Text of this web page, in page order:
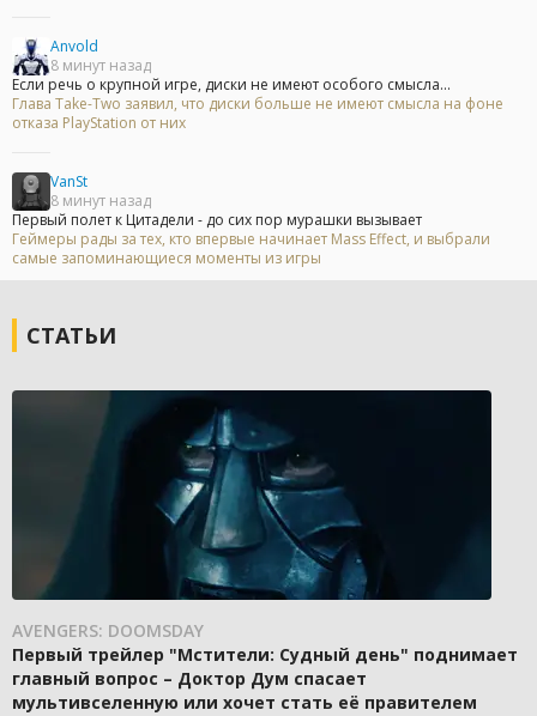
Anvold
8 минут назад
Если речь о крупной игре, диски не имеют особого смысла...
Глава Take-Two заявил, что диски больше не имеют смысла на фоне
отказа PlayStation от них
VanSt
8 минут назад
Первый полет к Цитадели - до сих пор мурашки вызывает
Геймеры рады за тех, кто впервые начинает Mass Effect, и выбрали
самые запоминающиеся моменты из игры
СТАТЬИ
AVENGERS: DOOMSDAY
Первый трейлер "Мстители: Судный день" поднимает
главный вопрос – Доктор Дум спасает
мультивселенную или хочет стать её правителем